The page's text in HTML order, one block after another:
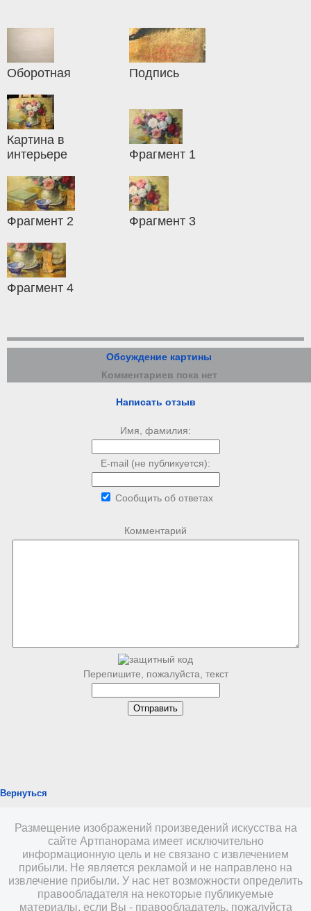
Оборотная Подпись
Картина в
интерьере
Фрагмент 1
Фрагмент 2 Фрагмент 3
Фрагмент 4
Обсуждение картины
Комментариев пока нет
Написать отзыв
Имя, фамилия:
E-mail (не публикуется):
Сообщить об ответах
Комментарий
Перепишите, пожалуйста, текст
Вернуться
Размещение изображений произведений искусства на
сайте Артпанорама имеет исключительно
информационную цель и не связано с извлечением
прибыли. Не является рекламой и не направлено на
извлечение прибыли. У нас нет возможности определить
правообладателя на некоторые публикуемые
материалы, если Вы - правообладатель, пожалуйста